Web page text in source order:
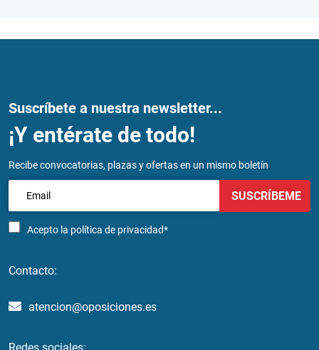
Suscríbete a nuestra newsletter...
¡Y entérate de todo!
Recibe convocatorias, plazas y ofertas en un mismo boletín
Acepto la política de privacidad*
SUSCRÍBEME
Contacto:
atencion@oposiciones.es